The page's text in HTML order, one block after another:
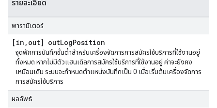
รายละเอียด
พารามิเตอร์
[in , out] outLogPosition
จุดพักการบันทึกขั้นต่ำสำหรับเครื่องจัดการการสมัครใช้บริการที่ใช้งานอยู่
ทั้งหมด หากไม่มีตัวแฮนเดิลการสมัครใช้บริการที่ใช้งานอยู่ ค่าจะยังคง
เหมือนเดิม ระบบจะกำหนดตำแหน่งบันทึกเป็น 0 เมื่อเริ่มต้นเครื่องจัดการ
การสมัครใช้บริการ
ผลลัพธ์